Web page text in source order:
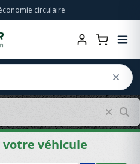
circulaire
votre véhicule